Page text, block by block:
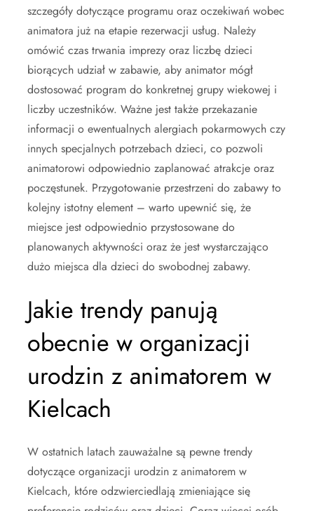
szczegóły dotyczące programu oraz oczekiwań wobec
animatora już na etapie rezerwacji usług. Należy
omówić czas trwania imprezy oraz liczbę dzieci
biorących udział w zabawie, aby animator mógł
dostosować program do konkretnej grupy wiekowej i
liczby uczestników. Ważne jest także przekazanie
informacji o ewentualnych alergiach pokarmowych czy
innych specjalnych potrzebach dzieci, co pozwoli
animatorowi odpowiednio zaplanować atrakcje oraz
poczęstunek. Przygotowanie przestrzeni do zabawy to
kolejny istotny element – warto upewnić się, że
miejsce jest odpowiednio przystosowane do
planowanych aktywności oraz że jest wystarczająco
dużo miejsca dla dzieci do swobodnej zabawy.
Jakie trendy panują
obecnie w organizacji
urodzin z animatorem w
Kielcach
W ostatnich latach zauważalne są pewne trendy
dotyczące organizacji urodzin z animatorem w
Kielcach, które odzwierciedlają zmieniające się